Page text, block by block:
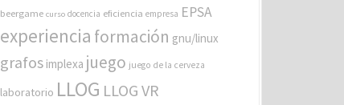
s
beergame curso docencia eficiencia empresa EPSA
experiencia formación gnu/linux
grafos implexa juego juego de la cerveza
laboratorio LLOG LLOG VR